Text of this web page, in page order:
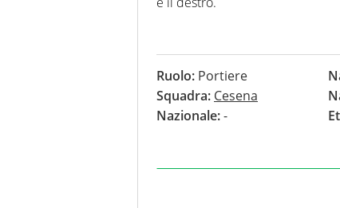
In questa stagione ha
gol.
Ruolo: Portiere
Squadra: Cesena
Nazionale:-